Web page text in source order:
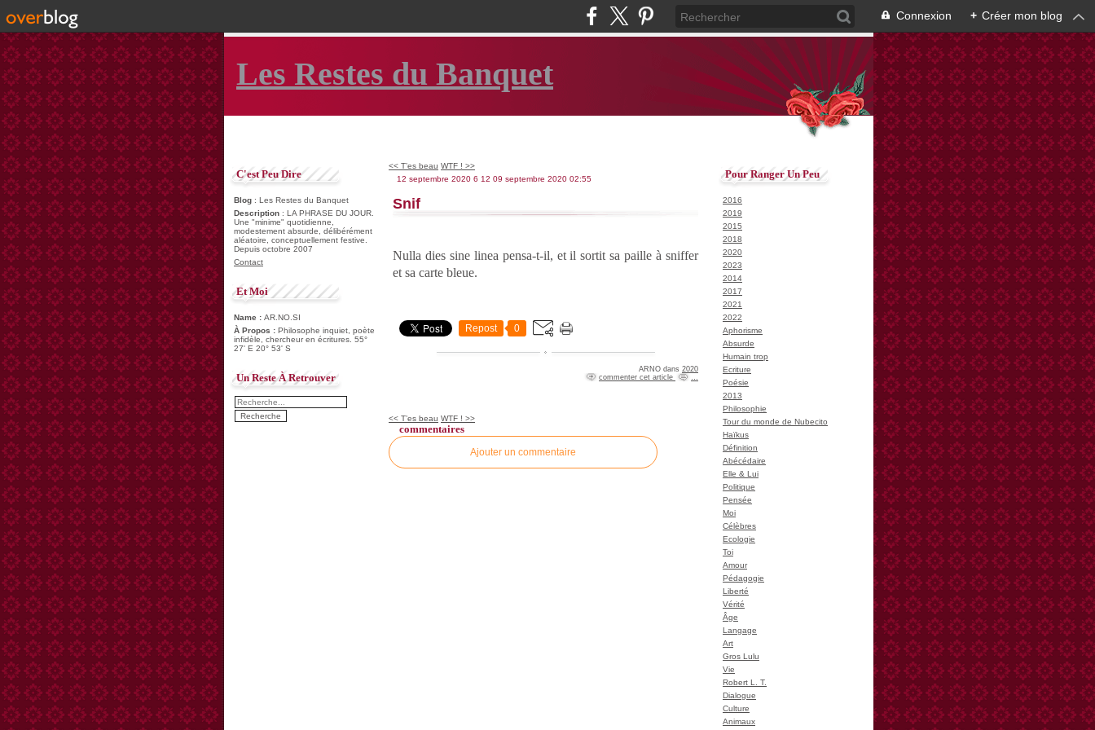
Connexion + Créer mon blog
Les Restes du Banquet
C'est Peu Dire
Blog : Les Restes du Banquet
Description : LA PHRASE DU JOUR.
Une "minime" quotidienne,
modestement absurde, délibérément
aléatoire, conceptuellement festive.
Depuis octobre 2007
Contact
Et Moi
Name : AR.NO.SI
À Propos : Philosophe inquiet, poète
infidèle, chercheur en écritures. 55°
27' E 20° 53' S
Un Reste À Retrouver
<< T’es beau WTF ! >>
12 septembre 2020 6 12 09 septembre 2020 02:55
Snif
Nulla dies sine linea pensa-t-il, et il sortit sa paille à sniffer
et sa carte bleue.
Repost 0
ARNO dans 2020
commenter cet article
<< T’es beau WTF ! >>
commentaires
Ajouter un commentaire
Pour Ranger Un Peu
2016
2019
2015
2018
2020
2023
2014
2017
2021
2022
Aphorisme
Absurde
Humain trop
Ecriture
Poésie
2013
Philosophie
Tour du monde de Nubecito
Haïkus
Définition
Abécédaire
Elle & Lui
Politique
Pensée
Moi
Célèbres
Ecologie
Toi
Amour
Pédagogie
Liberté
Vérité
Âge
Langage
Art
Gros Lulu
Vie
Robert L. T.
Dialogue
Culture
Animaux